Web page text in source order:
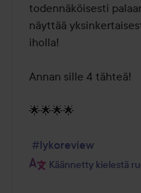
todennäköisesti
näyttää
iholla!
Annan sille 4 tähteä!
🌟🌟🌟🌟
#lykoreview
Käännetty kielestä